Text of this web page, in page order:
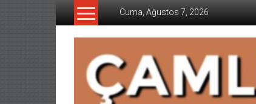
İçeriğe
Cuma, Ağustos 7, 2026
CAMLIMANI
AKADEMI